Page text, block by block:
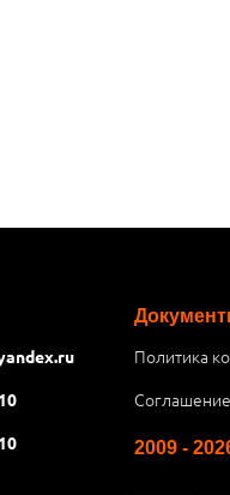
Политика
2009 -